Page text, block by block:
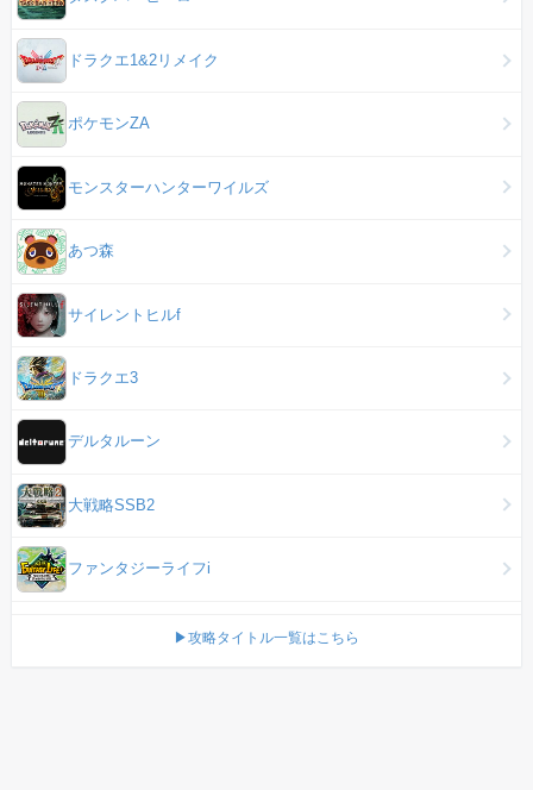
ドラクエ1&2リメイク
ポケモンZA
モンスターハンターワイルズ
あつ森
サイレントヒルf
ドラクエ3
デルタルーン
大戦略SSB2
ファンタジーライフi
▶攻略タイトル一覧はこちら